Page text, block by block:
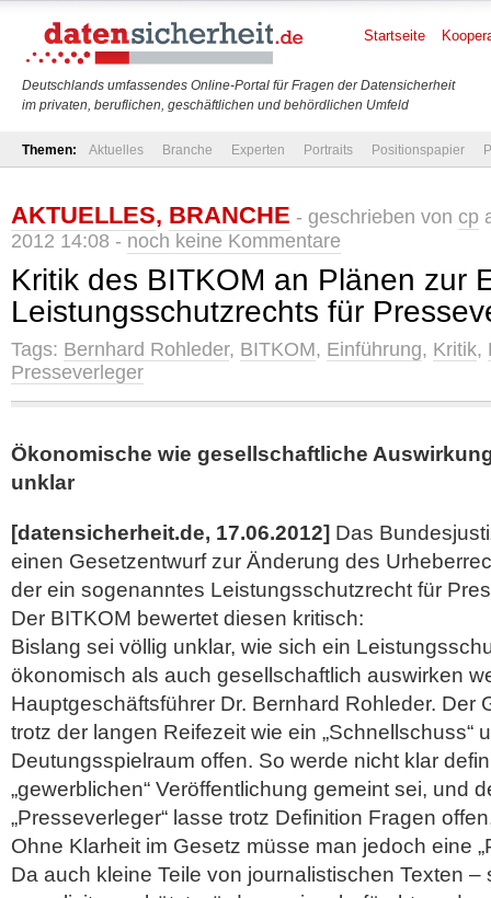
Deutschlands umfassendes Online-Portal für Fragen der Datensicherheit
im privaten, beruflichen, geschäftlichen und behördlichen Umfeld
Startseite
Themen: Aktuelles Branche Experten Portraits Positionspapier
AKTUELLES, BRANCHE - geschrieben von cp
2012 14:08 - noch keine Kommentare
Kritik des BITKOM an Plänen zur
Leistungsschutzrechts für
Tags: Bernhard Rohleder, BITKOM, Einführung, Kritik,
Presseverleger
Ökonomische wie gesellschaftliche
unklar
[datensicherheit.de, 17.06.2012] Das
einen Gesetzentwurf zur Änderung des
der ein sogenanntes Leistungsschutzrecht für
Der BITKOM bewertet diesen kritisch:
Bislang sei völlig unklar, wie sich ein
ökonomisch als auch gesellschaftlich auswirken
Hauptgeschäftsführer Dr. Bernhard Rohleder. Der
trotz der langen Reifezeit wie ein „Schnellschuss“
Deutungsspielraum offen. So werde nicht klar
„gewerblichen“ Veröffentlichung gemeint sei, und
„Presseverleger“ lasse trotz Definition Fragen
Ohne Klarheit im Gesetz müsse man jedoch eine
Da auch kleine Teile von journalistischen Texten –